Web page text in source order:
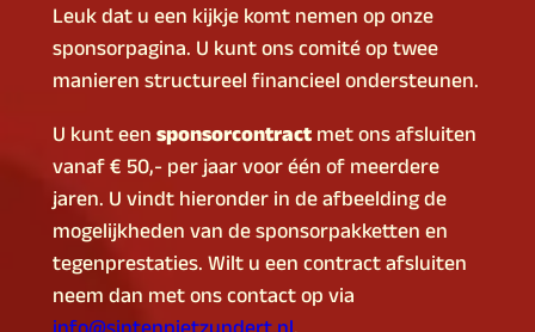
Leuk dat u een kijkje komt nemen op onze
sponsorpagina. U kunt ons comité op twee
manieren structureel financieel ondersteunen.
U kunt eensponsorcontractmet ons afsluiten
vanaf € 50,- per jaar voor één of meerdere
jaren. U vindt hieronder in de afbeelding de
mogelijkheden van de sponsorpakketten en
tegenprestaties. Wilt u een contract afsluiten
neem dan met ons contact op via